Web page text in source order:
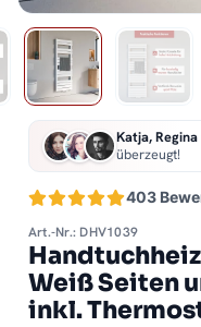
403
Katja,
überzeugt!
Art.-Nr.: DHV1039
Weiß Seiten
inkl.